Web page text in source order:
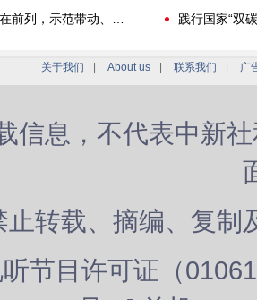
关于我们 About us 联系我们 广
信息，不代表中新
止转载、摘编、复
节目许可证（